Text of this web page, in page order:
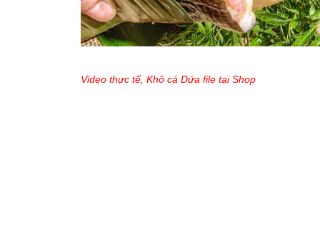
Video thực tế, Khô cá Dứa file tại Shop